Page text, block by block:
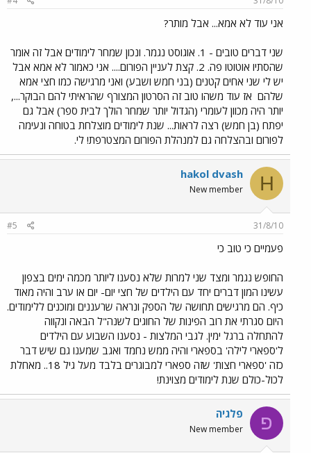
אני עוד לא אמא... אבל מותר?
שני דברים טובים - 1. אוגוסט נגמר. ונכון שמחר לימודים אבל זה אומר
שהסתיו אוטוטו פה. 2. קצת לעניין הפורום.... אני כאמור לא אמא אבל
יש לי שני אחים קטנים (בני חמש ושבע) ואני מרגישה כמו חצי אמא
שלהם אז עוד משהו טוב זה הסרטון המצורף שהראיתי להם הבוקר...,
יותר היה מכוון לעומרי (הגדול יותר שמחר הולך לבית ספר) אבל גם
יפתח (בן חמש) רצה לראות... שנת לימודים מוצלחת בטוחה ונעימה
לפורום ובהצלחה גם למנהלת הפורום המצטרפת! לי.
H
hakol dvash
New member
31/8/10
#5
פעמיים כי טוב כי
החופש נגמר ומצד שני למרות שלא נסענו ליותר מכמה ימים בצפון
עשינו המון דברים יחד עם הילדים של חצי יום- יום או ערב והיה מאוד
כיף. הם מרגישים תחושה של הספק ונראה שרעננים ומוכנים ללימודים.
היום סגרתי את רוב הפינות של החוגים לשנה"ל הבאה ונקווה
להתחלה ברגל ימין. לגבי המלצות - נסענו השבוע עם הילדים
ל'ספארי לילה' בספארי והיה ממש נחמד ואגב שמענו גם שיש דבר
כזה 'ספארי חצות' שזה ספארי למבוגרים בלבד מעל גיל 18.. מאחלת
לכול-כולם שנת לימודים מצוינת!
פ פלגיה
New member